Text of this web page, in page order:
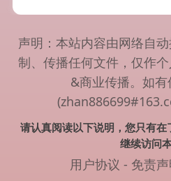
声明：本站内容由网络自
制、传播任何文件，仅作
&商业传播。如
请认真阅读以下说明，您只有
继续访问本
用户协议 - 免责